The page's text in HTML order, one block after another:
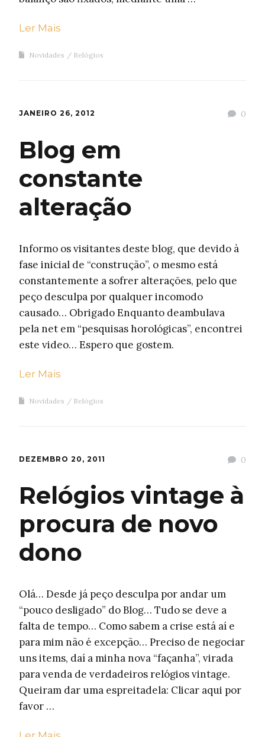
Ler Mais
Novidades Relógios
0
JANEIRO 26, 2012
Blog em
constante
alteração
Informo os visitantes deste blog, que devido à
fase inicial de “construção”, o mesmo está
constantemente a sofrer alterações, pelo que
peço desculpa por qualquer incomodo
causado… Obrigado Enquanto deambulava
pela net em “pesquisas horológicas”, encontrei
este video… Espero que gostem.
Ler Mais
Novidades Relógios
0
DEZEMBRO 20, 2011
Relógios vintage à
procura de novo
dono
Olá… Desde já peço desculpa por andar um
“pouco desligado” do Blog… Tudo se deve a
falta de tempo… Como sabem a crise está aí e
para mim não é excepção… Preciso de negociar
uns items, daí a minha nova “façanha”, virada
para venda de verdadeiros relógios vintage.
Queiram dar uma espreitadela: Clicar aqui por
favor …